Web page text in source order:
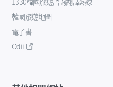
韓國旅遊地圖
電子書
Odii